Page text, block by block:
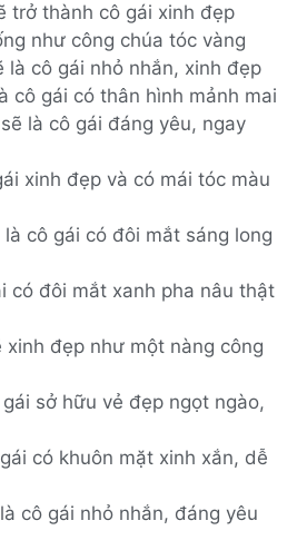
trở thành cô gái xinh đẹp
như công chúa tóc vàng
là cô gái nhỏ nhắn, xinh đẹp
cô gái có thân hình mảnh mai
là cô gái đáng yêu, ngay
xinh đẹp và có mái tóc màu
là cô gái có đôi mắt sáng long
có đôi mắt xanh pha nâu thật
xinh đẹp như một nàng công
gái sở hữu vẻ đẹp ngọt ngào,
có khuôn mặt xinh xắn, dễ
cô gái nhỏ nhắn, đáng yêu